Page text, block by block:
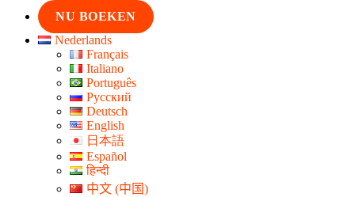
NU BOEKEN
Nederlands
Français
Italiano
Português
Русский
Deutsch
English
日本語
Español
हिन्दी
中文 (中国)